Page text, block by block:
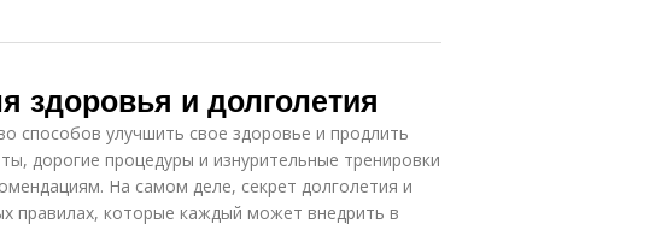
здоровья и долголетия
способов улучшить свое здоровье и продлить
дорогие процедуры и изнурительные тренировки
На самом деле, секрет долголетия и
правилах, которые каждый может внедрить в